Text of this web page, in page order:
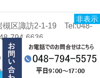
槻区諏訪2-1-19 Tel:048-
794-6636
CO.,LTD. All rights
非表示